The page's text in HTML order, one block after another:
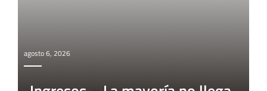
agosto 6, 2026